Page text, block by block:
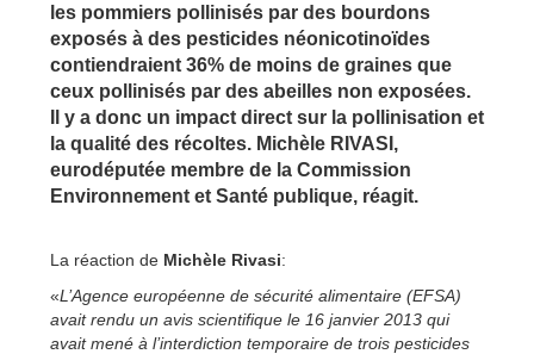
les pommiers pollinisés par des bourdons
exposés à des pesticides néonicotinoïdes
contiendraient 36% de moins de graines que
ceux pollinisés par des abeilles non exposées.
Il y a donc un impact direct sur la pollinisation et
la qualité des récoltes. Michèle RIVASI,
eurodéputée membre de la Commission
Environnement et Santé publique, réagit.
La réaction de Michèle Rivasi:
«L’Agence européenne de sécurité alimentaire (EFSA)
avait rendu un avis scientifique le 16 janvier 2013 qui
avait mené à l’interdiction temporaire de trois pesticides